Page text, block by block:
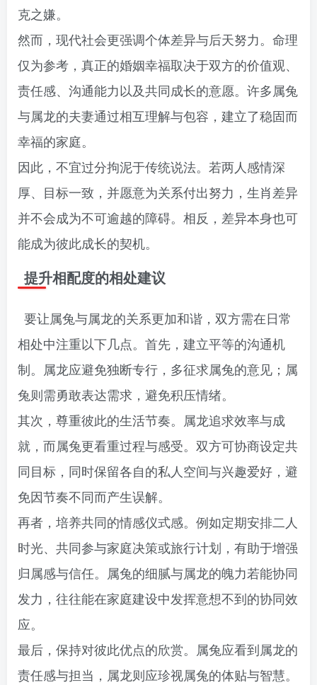
克之嫌。
然而，现代社会更强调个体差异与后天努力。命理
仅为参考，真正的婚姻幸福取决于双方的价值观、
责任感、沟通能力以及共同成长的意愿。许多属兔
与属龙的夫妻通过相互理解与包容，建立了稳固而
幸福的家庭。
因此，不宜过分拘泥于传统说法。若两人感情深
厚、目标一致，并愿意为关系付出努力，生肖差异
并不会成为不可逾越的障碍。相反，差异本身也可
能成为彼此成长的契机。
提升相配度的相处建议
要让属兔与属龙的关系更加和谐，双方需在日常
相处中注重以下几点。首先，建立平等的沟通机
制。属龙应避免独断专行，多征求属兔的意见；属
兔则需勇敢表达需求，避免积压情绪。
其次，尊重彼此的生活节奏。属龙追求效率与成
就，而属兔更看重过程与感受。双方可协商设定共
同目标，同时保留各自的私人空间与兴趣爱好，避
免因节奏不同而产生误解。
再者，培养共同的情感仪式感。例如定期安排二人
时光、共同参与家庭决策或旅行计划，有助于增强
归属感与信任。属兔的细腻与属龙的魄力若能协同
发力，往往能在家庭建设中发挥意想不到的协同效
应。
最后，保持对彼此优点的欣赏。属兔应看到属龙的
责任感与担当，属龙则应珍视属兔的体贴与智慧。